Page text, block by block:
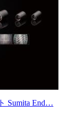
Sumita End…